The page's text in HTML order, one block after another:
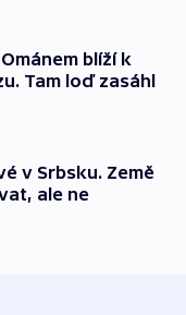
blíží k
Tam loď zasáhl
v Srbsku. Země
ale ne